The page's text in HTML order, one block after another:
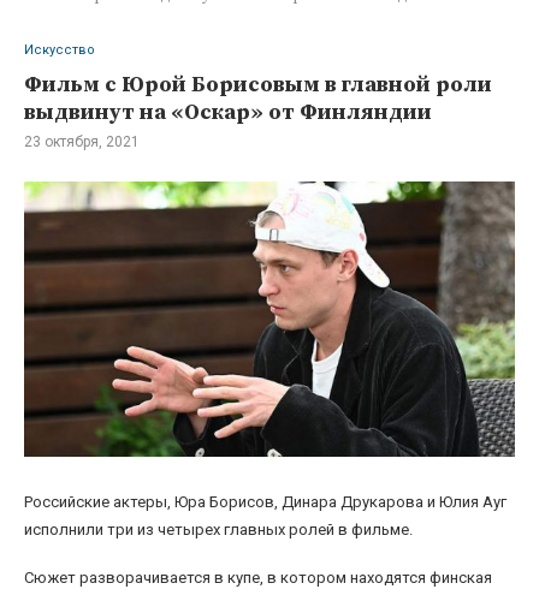
Искусство
Фильм с Юрой Борисовым в главной роли
выдвинут на «Оскар» от Финляндии
23 октября, 2021
Российские актеры, Юра Борисов, Динара Друкарова и Юлия Ауг
исполнили три из четырех главных ролей в фильме.
Сюжет разворачивается в купе, в котором находятся финская